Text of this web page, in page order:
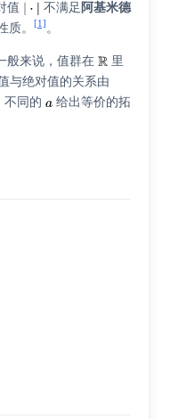
值 不满足 阿基米德
质。 [1] 。
般来说，值群在
里
与绝对值的关系由
不同的
给出等价的拓